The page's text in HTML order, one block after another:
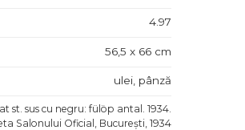
4.97
56,5 x 66 cm
ulei, pânză
st. sus cu negru: fülöp antal. 1934.
Salonului Oficial, București, 1934